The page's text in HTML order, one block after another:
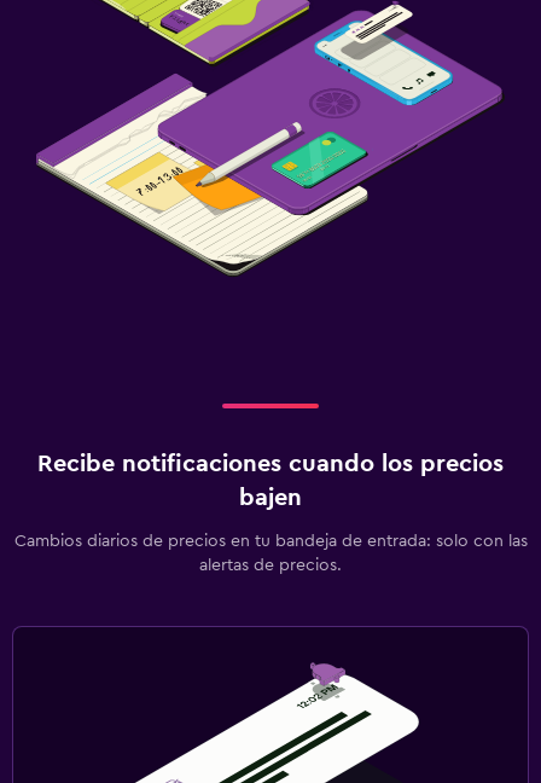
Recibe notificaciones cuando los precios
bajen
Cambios diarios de precios en tu bandeja de entrada: solo con las
alertas de precios.